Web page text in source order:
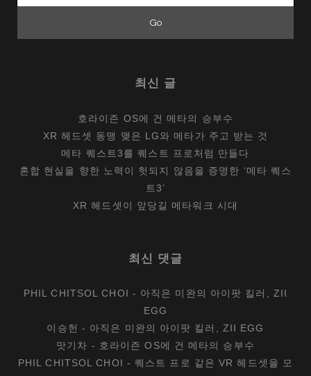
최신 글
호라이즌 OS에 건 메타의 승부수
XR 헤드셋 동맹 맺은 LG와 메타가 주고 받는 것
메타 퀘스트3를 퀘스트 프로처럼 만들다
혼합 현실을 향한 노력이 헛되지 않음을 증명한 ‘메타 퀘스
트3’
XR 헤드셋이 앞당길 메타워크 시대
최신 댓글
PHIL CHITSOL CHOI - 아직은 미완의 아이팟 킬러, ZII
EGG
이승헌 - 아직은 미완의 아이팟 킬러, ZII EGG
맛기차 - 호라이즌 OS에 건 메타의 승부수
PHIL CHITSOL CHOI -퀘스트 프로 같은 VR 헤드셋을 모